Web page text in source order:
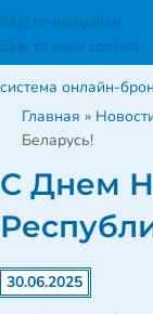
Skip to navigation
Skip to main content
система онлайн-
Главная »
Беларусь!
С Днем
30.06.2025